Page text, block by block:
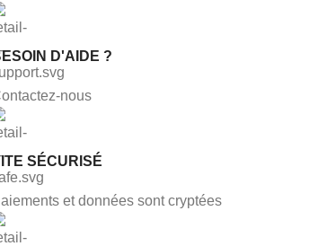
D'AIDE ?
nous
SÉCURISÉ
et données sont cryptées